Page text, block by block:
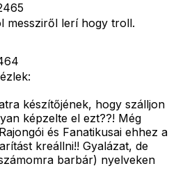
messziről lerí hogy troll.
készítőjének, hogy szálljon
képzelte el ezt??! Még
és Fanatikusai ehhez a
kreállni!! Gyalázat, de
barbár) nyelveken